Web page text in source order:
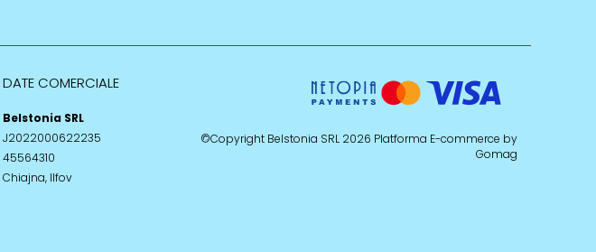
DATE COMERCIALE
Belstonia SRL
J2022000622235
45564310
Chiajna, Ilfov
©Copyright Belstonia SRL 2026 Platforma E-commerce by
Gomag